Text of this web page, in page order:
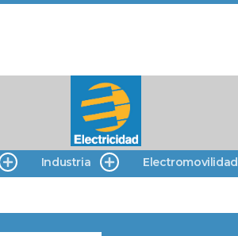
Industria Electromovilidad